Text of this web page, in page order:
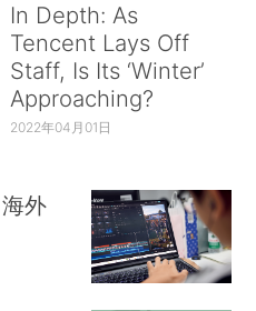
In Depth: As
Tencent Lays Off
Staff, Is Its ‘Winter’
Approaching?
2022年04月01日
外